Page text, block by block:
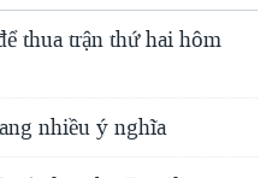
thua trận thứ hai hôm
nhiều ý nghĩa